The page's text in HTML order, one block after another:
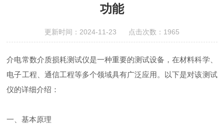
功能
更新时间：2024-11-23 点击次数：1965
介电常数介质损耗测试仪是一种重要的测试设备，在材料科学、
电子工程、通信工程等多个领域具有广泛应用。以下是对该测试
仪的详细介绍：
一、基本原理